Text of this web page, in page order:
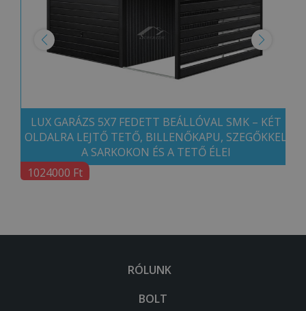
LUX GARÁZS 5X7 FEDETT BEÁLLÓVAL SMK – KÉT
OLDALRA LEJTŐ TETŐ, BILLENŐKAPU, SZEGŐKKEL
A SARKOKON ÉS A TETŐ ÉLEI
1024000 Ft
RÓLUNK
BOLT